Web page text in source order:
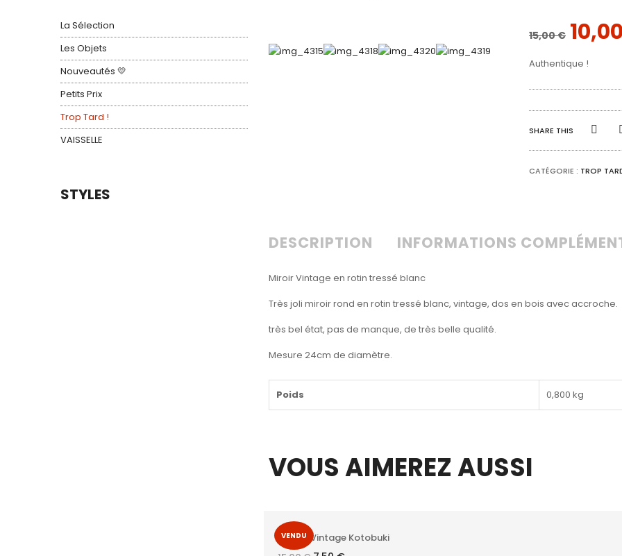
La Sélection
Les Objets
Nouveautés 💛
Petits Prix
Trop Tard !
VAISSELLE
STYLES
15,00€ LE
Authentique !
SHARE THIS
CATÉGORIE : TROP
DESCRIPTION INFORMATIONS
Miroir Vintage en rotin tressé blanc
Très joli miroir rond en rotin tressé blanc, vintage, dos en bois avec accroche.
très bel état, pas de manque, de très belle qualité.
Mesure 24cm de diamètre.
Poids 0,800 kg
VOUS AIMEREZ AUSSI
VENDU
Tirelire Vintage Kotobuki